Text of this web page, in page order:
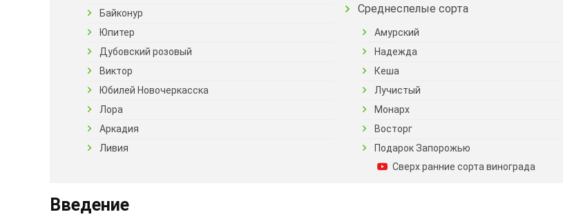
Байконур
Юпитер
Дубовский розовый
Виктор
Юбилей Новочеркасска
Лора
Аркадия
Ливия
Среднеспелые сорта
Амурский
Надежда
Кеша
Лучистый
Монарх
Восторг
Подарок Запорожью
Сверх ранние сорта винограда
Введение